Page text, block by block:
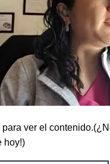
para ver el
hoy!)